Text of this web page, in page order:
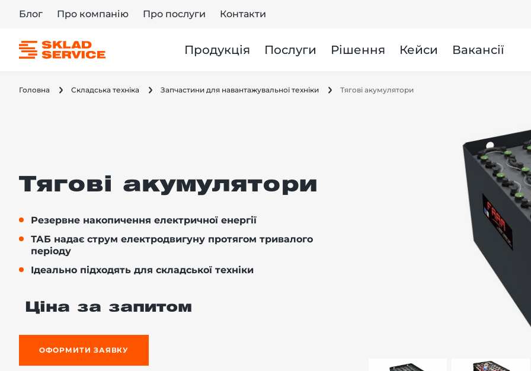
Блог Про компанію Про послуги Контакти
Продукція Послуги Рішення Кейси Вакансії
Головна Складська техніка Запчастини для навантажувальної техніки Тягові акумулятори
Тягові акумулятори
Резервне накопичення електричної енергії
ТАБ надає струм електродвигуну протягом тривалого
періоду
Ідеально підходять для складської техніки
Ціна за запитом
ОФОРМИТИ ЗАЯВКУ